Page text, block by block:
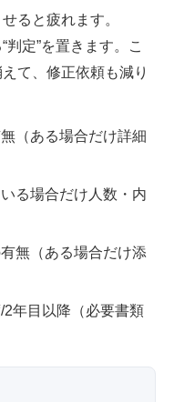
ると疲れます。
定”を置きます。こ
て、修正依頼も減り
（ある場合だけ詳細
る場合だけ人数・内
無（ある場合だけ添
年目以降（必要書類